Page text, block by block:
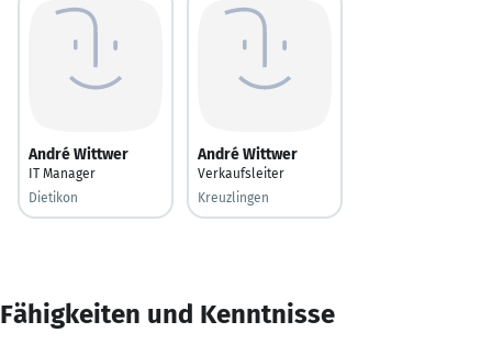
André Wittwer
IT Manager
Dietikon
André Wittwer
Verkaufsleiter
Kreuzlingen
Fähigkeiten und Kenntnisse